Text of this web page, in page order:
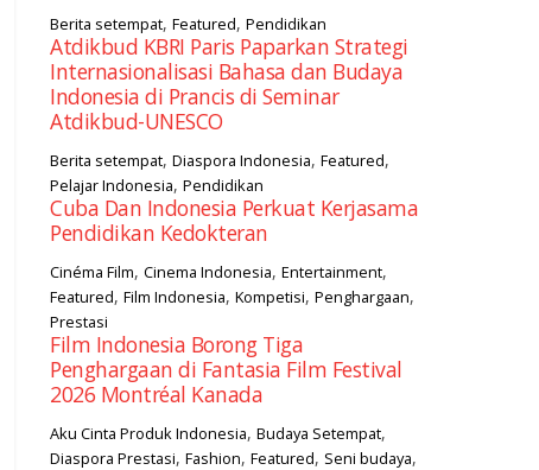
Berita setempat, Featured, Pendidikan
Atdikbud KBRI Paris Paparkan Strategi
Internasionalisasi Bahasa dan Budaya
Indonesia di Prancis di Seminar
Atdikbud-UNESCO
Berita setempat, Diaspora Indonesia, Featured,
Pelajar Indonesia, Pendidikan
Cuba Dan Indonesia Perkuat Kerjasama
Pendidikan Kedokteran
Cinéma Film, Cinema Indonesia, Entertainment,
Featured, Film Indonesia, Kompetisi, Penghargaan,
Prestasi
Film Indonesia Borong Tiga
Penghargaan di Fantasia Film Festival
2026 Montréal Kanada
Aku Cinta Produk Indonesia, Budaya Setempat,
Diaspora Prestasi, Fashion, Featured, Seni budaya,